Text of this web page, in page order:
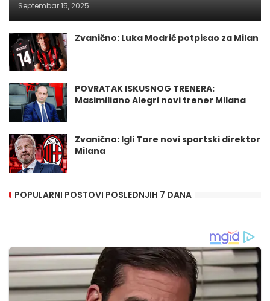
Septembar 15, 2025
Zvanično: Luka Modrić potpisao za Milan
POVRATAK ISKUSNOG TRENERA:
Masimiliano Alegri novi trener Milana
Zvanično: Igli Tare novi sportski direktor
Milana
POPULARNI POSTOVI POSLEDNJIH 7 DANA